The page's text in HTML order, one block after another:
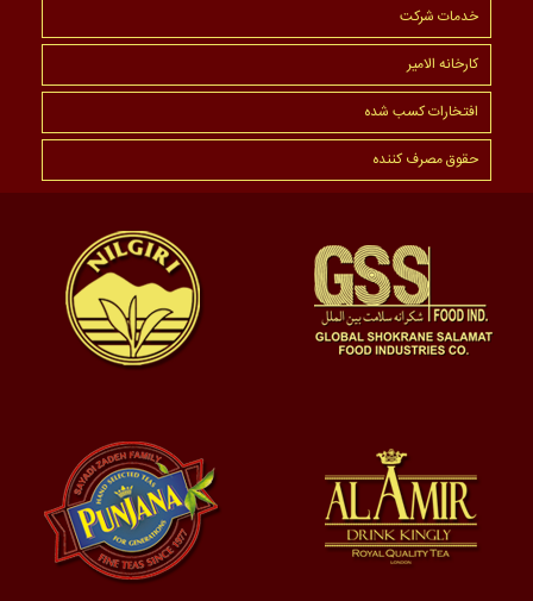
خدمات شرکت
کارخانه الامیر
افتخارات کسب شده
حقوق مصرف کننده